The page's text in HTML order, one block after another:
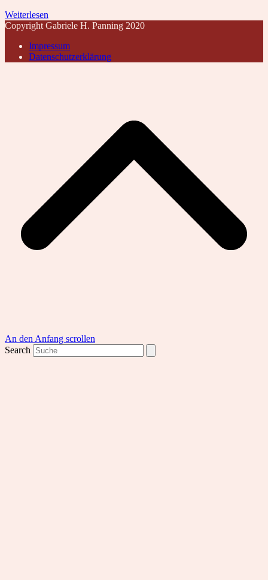
Weiterlesen
Copyright Gabriele H. Panning 2020
Impressum
Datenschutzerklärung
An den Anfang scrollen
Search